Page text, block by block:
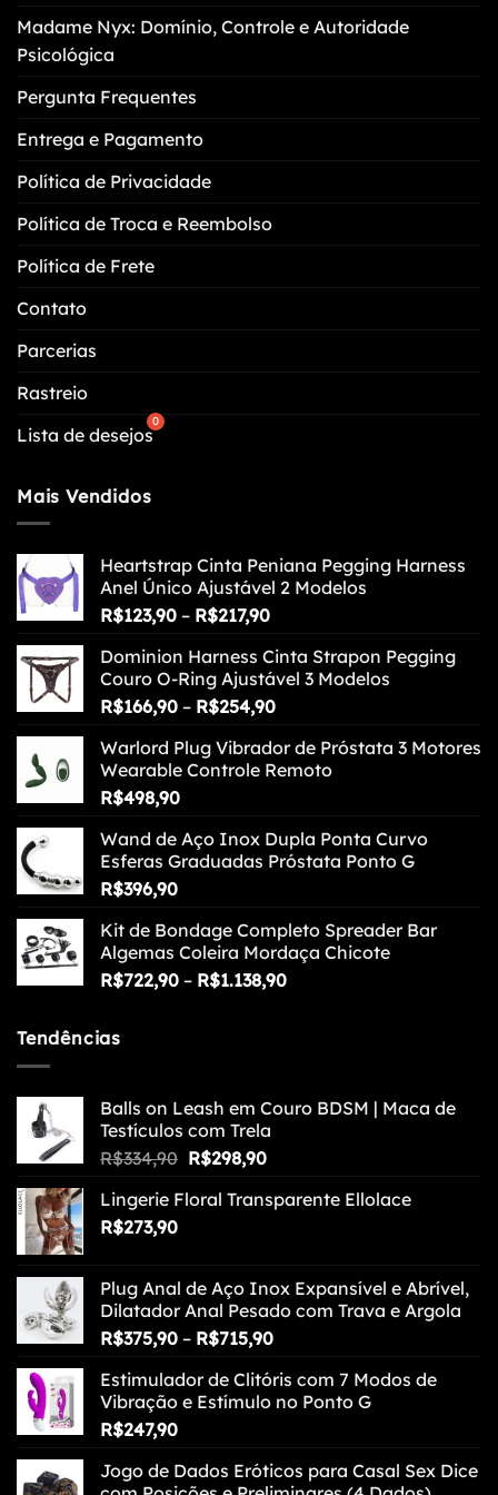
na
página
produto
Madame Nyx: Domínio, Controle e Autoridade
Psicológica
Pergunta Frequentes
Entrega e Pagamento
Política de Privacidade
Política de Troca e Reembolso
Política de Frete
Contato
Parcerias
Rastreio
Lista de desejos
Mais Vendidos
Heartstrap Cinta Peniana Pegging Harness
Anel Único Ajustável 2 Modelos
R$123,90 – R$217,90Faixa
preço:
R$123,90
através
Dominion Harness Cinta Strapon Pegging
Couro O-Ring Ajustável 3 Modelos
R$166,90 – R$254,90Faixa
preço:
R$166,90
Warlord Plug Vibrador de Próstata 3 Motores
Wearable Controle Remoto
R$498,90
Wand de Aço Inox Dupla Ponta Curvo
Esferas Graduadas Próstata Ponto G
R$396,90
Kit de Bondage Completo Spreader Bar
Algemas Coleira Mordaça Chicote
R$722,90 – R$1.138,90Faixa
R$1.138,90
Tendências
Balls on Leash em Couro BDSM | Maca de
Testículos com Trela
R$334,90 O
original
R$298,90O
atual
Lingerie Floral Transparente Ellolace
R$273,90
Plug Anal de Aço Inox Expansível e Abrível,
Dilatador Anal Pesado com Trava e Argola
R$375,90 – R$715,90Faixa
preço:
R$375,90
Estimulador de Clitóris com 7 Modos de
Vibração e Estímulo no Ponto G
R$247,90
Jogo de Dados Eróticos para Casal Sex Dice